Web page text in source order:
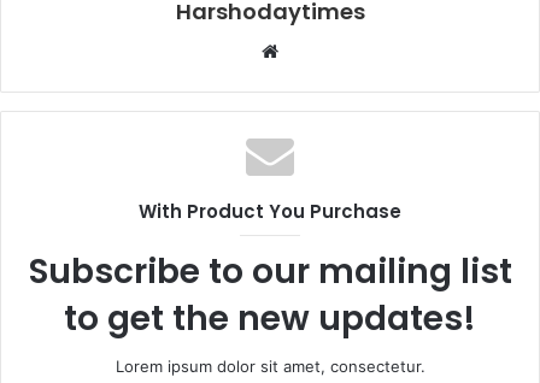
Harshodaytimes
Website
With Product You Purchase
Subscribe to our mailing list
to get the new updates!
Lorem ipsum dolor sit amet, consectetur.